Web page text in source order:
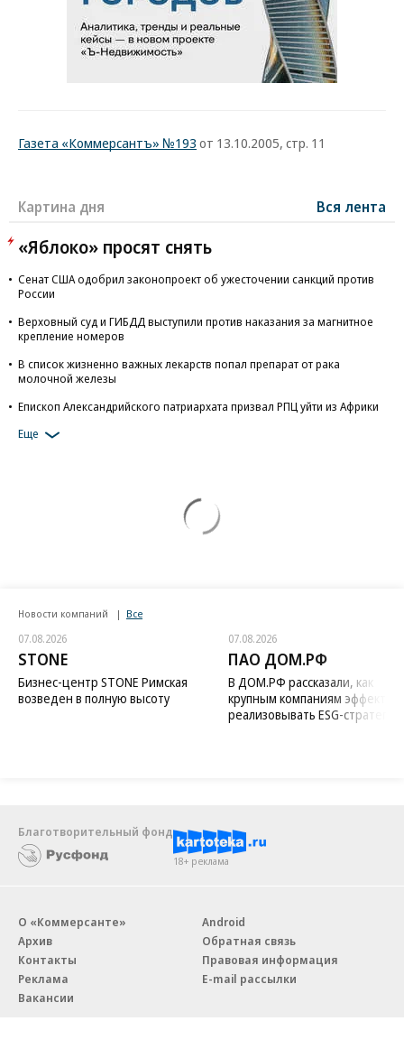
Газета «Коммерсантъ» №193 от 13.10.2005, стр. 11
Картина дня Вся лента
«Яблоко» просят снять
Сенат США одобрил законопроект об ужесточении санкций против
России
Верховный суд и ГИБДД выступили против наказания за магнитное
крепление номеров
В список жизненно важных лекарств попал препарат от рака
молочной железы
Епископ Александрийского патриархата призвал РПЦ уйти из Африки
Еще
Новости компаний Все
07.08.2026
STONE
Бизнес-центр STONE Римская
возведен в полную высоту
07.08.2026
ПАО ДОМ.РФ
В ДОМ.РФ рассказали, как
крупным компаниям
реализовывать ESG-стратегию
Благотворительный фонд
18+ реклама
О «Коммерсанте»
Архив
Контакты
Реклама
Вакансии
Android
Обратная связь
Правовая информация
E-mail рассылки